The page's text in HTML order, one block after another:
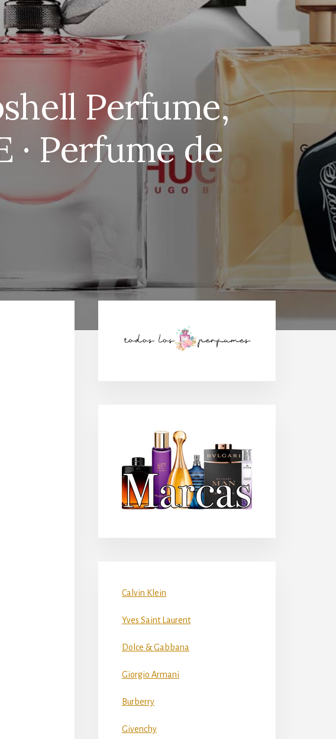
Perfume,
· Perfume de
lateral
Calvin Klein
Yves Saint Laurent
Dolce & Gabbana
Giorgio Armani
Burberry
Givenchy